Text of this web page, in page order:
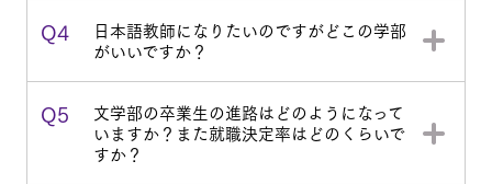
Q4 日本語教師になりたいのですがどこの学部
がいいですか？
Q5 文学部の卒業生の進路はどのようになって
いますか？また就職決定率はどのくらいで
すか？